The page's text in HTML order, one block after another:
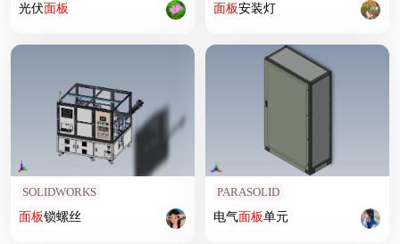
光伏面板 面板安装灯
SOLIDWORKS
面板锁螺丝
PARASOLID
电气面板单元